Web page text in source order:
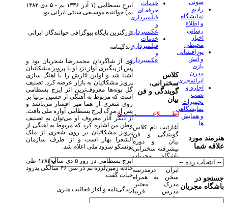
​ایرج بسطامی (۱ آذر ۱۳۳۶ بم - ۵ دی ۱۳۸۲
بم) خواننده موسیقی سنتی ایرانی بود.
بزرگترین پایگاه بیوگرافی خوانندگان ایرانی
زندگینامه
وی از شاگردان محمدرضا شجریان بود و
پس از پیگیری آواز نزد او با پرویز مشکاتیان
آشنا شد و اولین آثارش را با آهنگ سازی
پرویز مشکاتیان به بازار عرضه کرد. تصنیف
گل پونه‌ها معروف‌ترین اثر ایرج بسطامی
است که مربوط به آهنگی از حسین پرنیا بر
روی شعری از هما میر افشار می‌باشد و
پس از مرگ ایرج بسطامی آوازه ملی یافت.
از دیگر آثار معروف او می‌توان به تصنیف
وطن من اشاره کرد که مربوط به آهنگی از
پرویز مشکاتیان بر روی شعری از ملک
الشعرا بهار است و از طرف سازمان
یونسکو سرود ملی اعلام شد.
ایرج بسطامی در روز ۵ دی سال ۱۳۸۲ طی
حادثه زمین‌لرزه بم در سن ۴۶ سالگی بدرود
حیات گفت.
زندگی‌نامه و آغاز فعالیت هنری
خدمات
حرفه ای
فیلمبرداری
و
عکسبرداری
خدمات
فیلمبرداری
و
عکسبرداری
کلاس
سخنرانی،
گویندگی و فن
بیان
اطــــــلاعــــــــیــــــه:
آغازثبت نام کلاس
گویندگی و فن
بیان و دوره
پیشرفته سخنرانی
باشگاه مجریان
ایران درمدرسه
سخن به همراه
مدرک معتبر.
مدرس فریبا
علومی یزدی
صوتی
رادیو
نمایشگاه
و اطلاع
رسانی
اخبار
محیطی
نورافشانی
و آتش
بازی
مدرن
ایرانمجری
اجاره و
نصب
تجهیزات
نمایشگاهی
و همایش
ها
هنرمند مورد
علاقه شما
جستجو در
باشگاه مجریان